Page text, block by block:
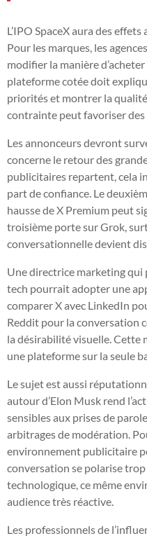
L’IPO SpaceX aura des
Pour les marques, les
modifier la manière
plateforme cotée doit
priorités et montrer la
contrainte peut favoriser
Les annonceurs devront
concerne le retour des
publicitaires repartent, cela
part de confiance. Le
hausse de X Premium peut
troisième porte sur Grok,
conversationnelle devient
Une directrice marketing
tech pourrait adopter une
comparer X avec LinkedIn
Reddit pour la conversation
la désirabilité visuelle. Cette
une plateforme sur la seule
Le sujet est aussi
autour d’Elon Musk rend
sensibles aux prises de
arbitrages de modération.
environnement publicitaire
conversation se polarise
technologique, ce même
audience très réactive.
Les professionnels de